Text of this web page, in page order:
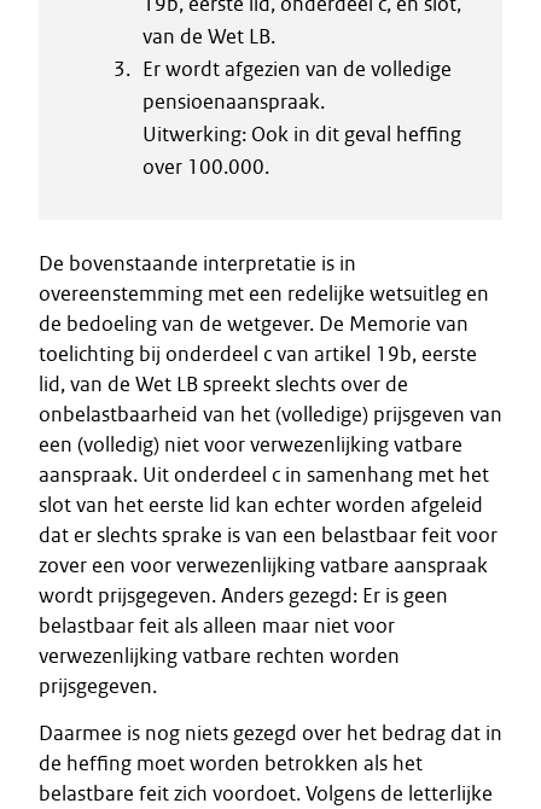
van de Wet LB.
Er wordt afgezien van de volledige
pensioenaanspraak.
Uitwerking: Ook in dit geval heffing
over 100.000.
De bovenstaande interpretatie is in
overeenstemming met een redelijke wetsuitleg en
de bedoeling van de wetgever. De Memorie van
toelichting bij onderdeel c van artikel 19b, eerste
lid, van de Wet LB spreekt slechts over de
onbelastbaarheid van het (volledige) prijsgeven van
een (volledig) niet voor verwezenlijking vatbare
aanspraak. Uit onderdeel c in samenhang met het
slot van het eerste lid kan echter worden afgeleid
dat er slechts sprake is van een belastbaar feit voor
zover een voor verwezenlijking vatbare aanspraak
wordt prijsgegeven. Anders gezegd: Er is geen
belastbaar feit als alleen maar niet voor
verwezenlijking vatbare rechten worden
prijsgegeven.
Daarmee is nog niets gezegd over het bedrag dat in
de heffing moet worden betrokken als het
belastbare feit zich voordoet. Volgens de letterlijke